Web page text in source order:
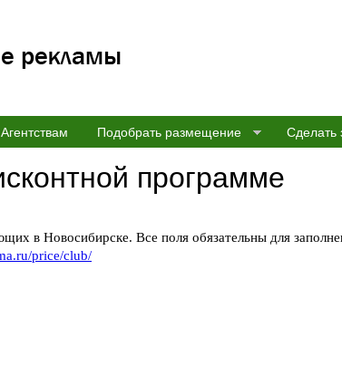
Агентствам Подобрать размещение Сделать